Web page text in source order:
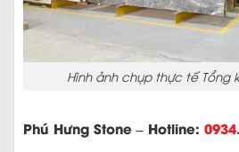
Hình ảnh chụp thực tế Tổng
Phú Hưng Stone – Hotline: